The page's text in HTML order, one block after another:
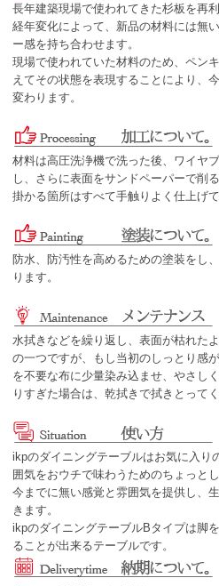
長年建築現場で使われてきた杉板を再
経年変化によって、新品の材料には無
ー感を持ち合わせます。
現場で使われていた材料のため、ペン
えてその状態を表現することにより、
変わります。
材料は高圧洗浄機で洗った後、ワイヤ
し、さらに表面をサンドペーパーで削
掛かる箇所はすべて手触りよく仕上げて
防水、防汚性を高めるための塗装をし
ります。
水拭きなどを繰り返し、表面が枯れた
の一つですが、もし当初のしっとり感
を不要な布に少量染み込ませ、やさし
りすぎた場合は、乾拭きで拭きとってく
ikpのダイニングテーブルはお気に入り
囲気をおウチで味わうためのちょっとし
今までに無い感覚と雰囲気を提供し、
きます。
ikpのダイニングテーブルBタイプは脚
ることが出来るテーブルです。